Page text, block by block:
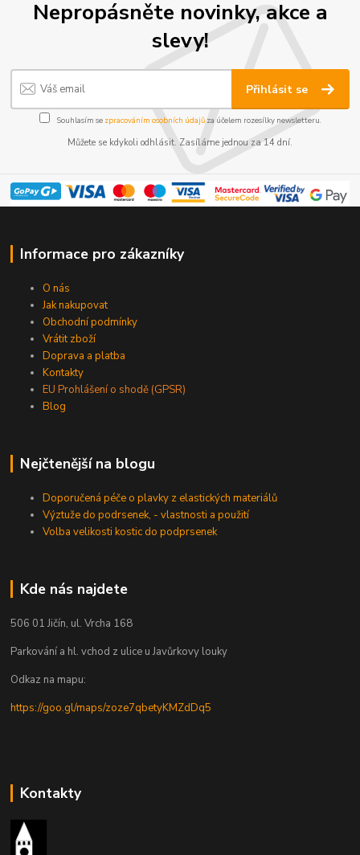
Nepropásněte novinky, akce a
slevy!
Přihlásit se
Souhlasím se zpracováním osobních údajůza účelem rozesílky newsletteru.
Můžete se kdykoli odhlásit. Zasíláme jednou za 14 dní.
Informace pro zákazníky
O nás
Jak nakupovat
Obchodní podmínky
Vrátit zboží
Doprava a platba
Kontakty
EU Prohlášení o shodě (GPSR)
Blog
Nejčtenější na blogu
Doporučená péče o plavky z elastických materiálů
Výztuže do podrsenek, - vlastnosti a použití
Volba velikosti kostic do podprsenek
Kde nás najdete
506 01 Jičín, ul. Vrcha 168
Parkování a hl. vchod z ulice u Javůrkovy louky
Odkaz na mapu:
https://goo.gl/maps/zoze7qbetyKMZdDq5
Kontakty